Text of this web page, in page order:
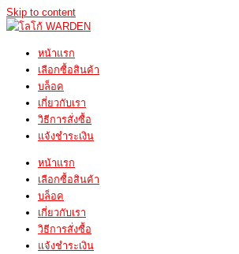
Skip to content
หน้าแรก
เลือกซื้อสินค้า
บล็อค
เกี่ยวกับเรา
วิธีการสั่งซื้อ
แจ้งชำระเงิน
หน้าแรก
เลือกซื้อสินค้า
บล็อค
เกี่ยวกับเรา
วิธีการสั่งซื้อ
แจ้งชำระเงิน